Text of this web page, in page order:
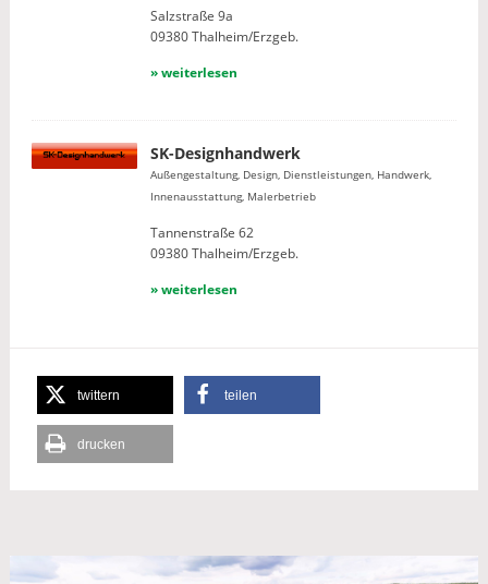
Salzstraße 9a
09380 Thalheim/Erzgeb.
» weiterlesen
SK-Designhandwerk
Außengestaltung, Design, Dienstleistungen, Handwerk,
Innenausstattung, Malerbetrieb
Tannenstraße 62
09380 Thalheim/Erzgeb.
» weiterlesen
twittern teilen
drucken